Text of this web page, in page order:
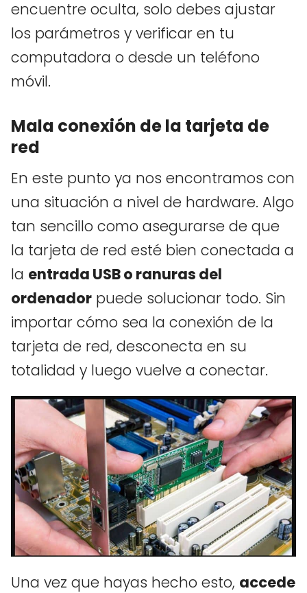
encuentre oculta, solo debes ajustar
los parámetros y verificar en tu
computadora o desde un teléfono
móvil.
Mala conexión de la tarjeta de
red
En este punto ya nos encontramos con
una situación a nivel de hardware. Algo
tan sencillo como asegurarse de que
la tarjeta de red esté bien conectada a
la entrada USB o ranuras del
ordenador puede solucionar todo. Sin
importar cómo sea la conexión de la
tarjeta de red, desconecta en su
totalidad y luego vuelve a conectar.
Una vez que hayas hecho esto, accede